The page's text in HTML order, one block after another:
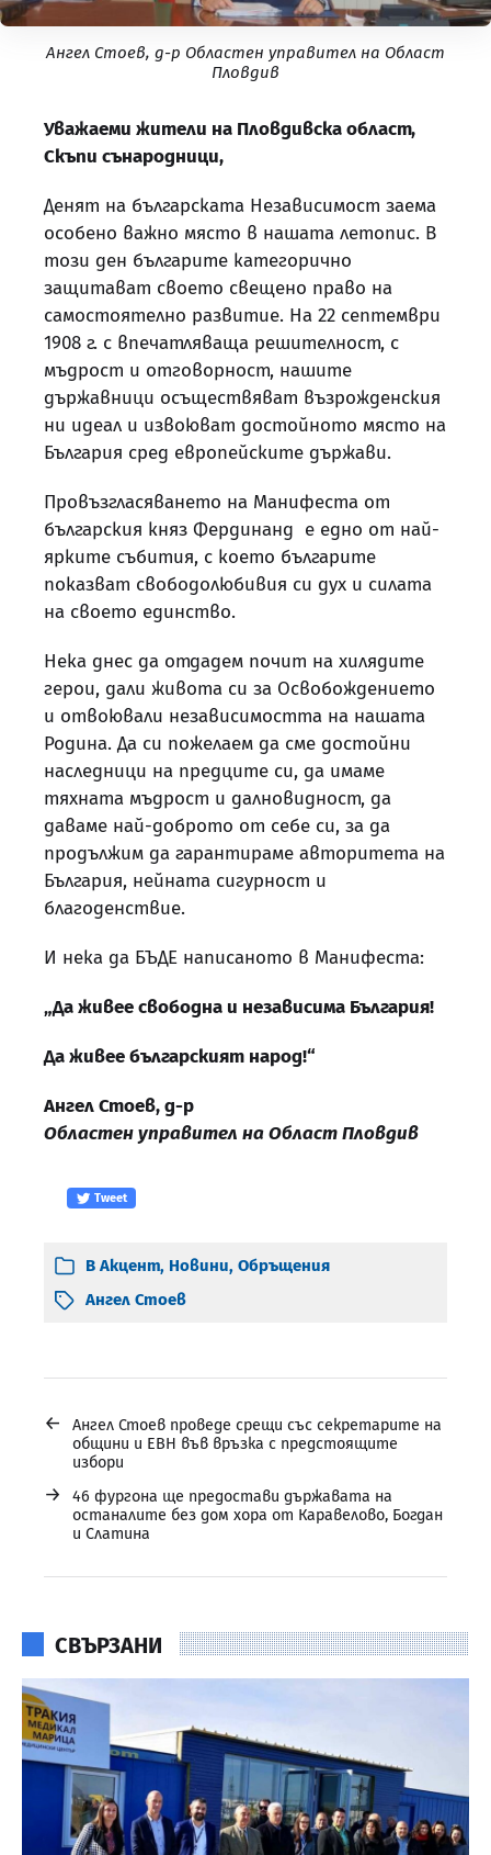
Ангел Стоев, д-р Областен управител на Област
Пловдив
Уважаеми жители на Пловдивска област,
Скъпи сънародници,
Денят на българската Независимост заема
особено важно място в нашата летопис. В
този ден българите категорично
защитават своето свещено право на
самостоятелно развитие. На 22 септември
1908 г. с впечатляваща решителност, с
мъдрост и отговорност, нашите
държавници осъществяват възрожденския
ни идеал и извоюват достойното място на
България сред европейските държави.
Провъзгласяването на Манифеста от
българския княз Фердинанд е едно от най-
ярките събития, с което българите
показват свободолюбивия си дух и силата
на своето единство.
Нека днес да отдадем почит на хилядите
герои, дали живота си за Освобождението
и отвоювали независимостта на нашата
Родина. Да си пожелаем да сме достойни
наследници на предците си, да имаме
тяхната мъдрост и далновидност, да
даваме най-доброто от себе си, за да
продължим да гарантираме авторитета на
България, нейната сигурност и
благоденствие.
И нека да БЪДЕ написаното в Манифеста:
„Да живее свободна и независима България!
Да живее българският народ!“
Ангел Стоев, д-р
Областен управител на Област Пловдив
Tweet
В Акцент, Новини, Обръщения
Ангел Стоев
←
Ангел Стоев проведе срещи със секретарите на
общини и ЕВН във връзка с предстоящите
избори
→
46 фургона ще предостави държавата на
останалите без дом хора от Каравелово, Богдан
и Слатина
СВЪРЗАНИ